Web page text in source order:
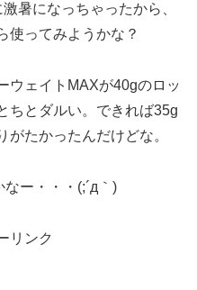
暑になっちゃったから、
使ってみようかな？
ウェイトMAXが40gのロッ
ちとダルい。できれば35g
がたかったんだけどな。
ー・・・(;´д｀)
リンク